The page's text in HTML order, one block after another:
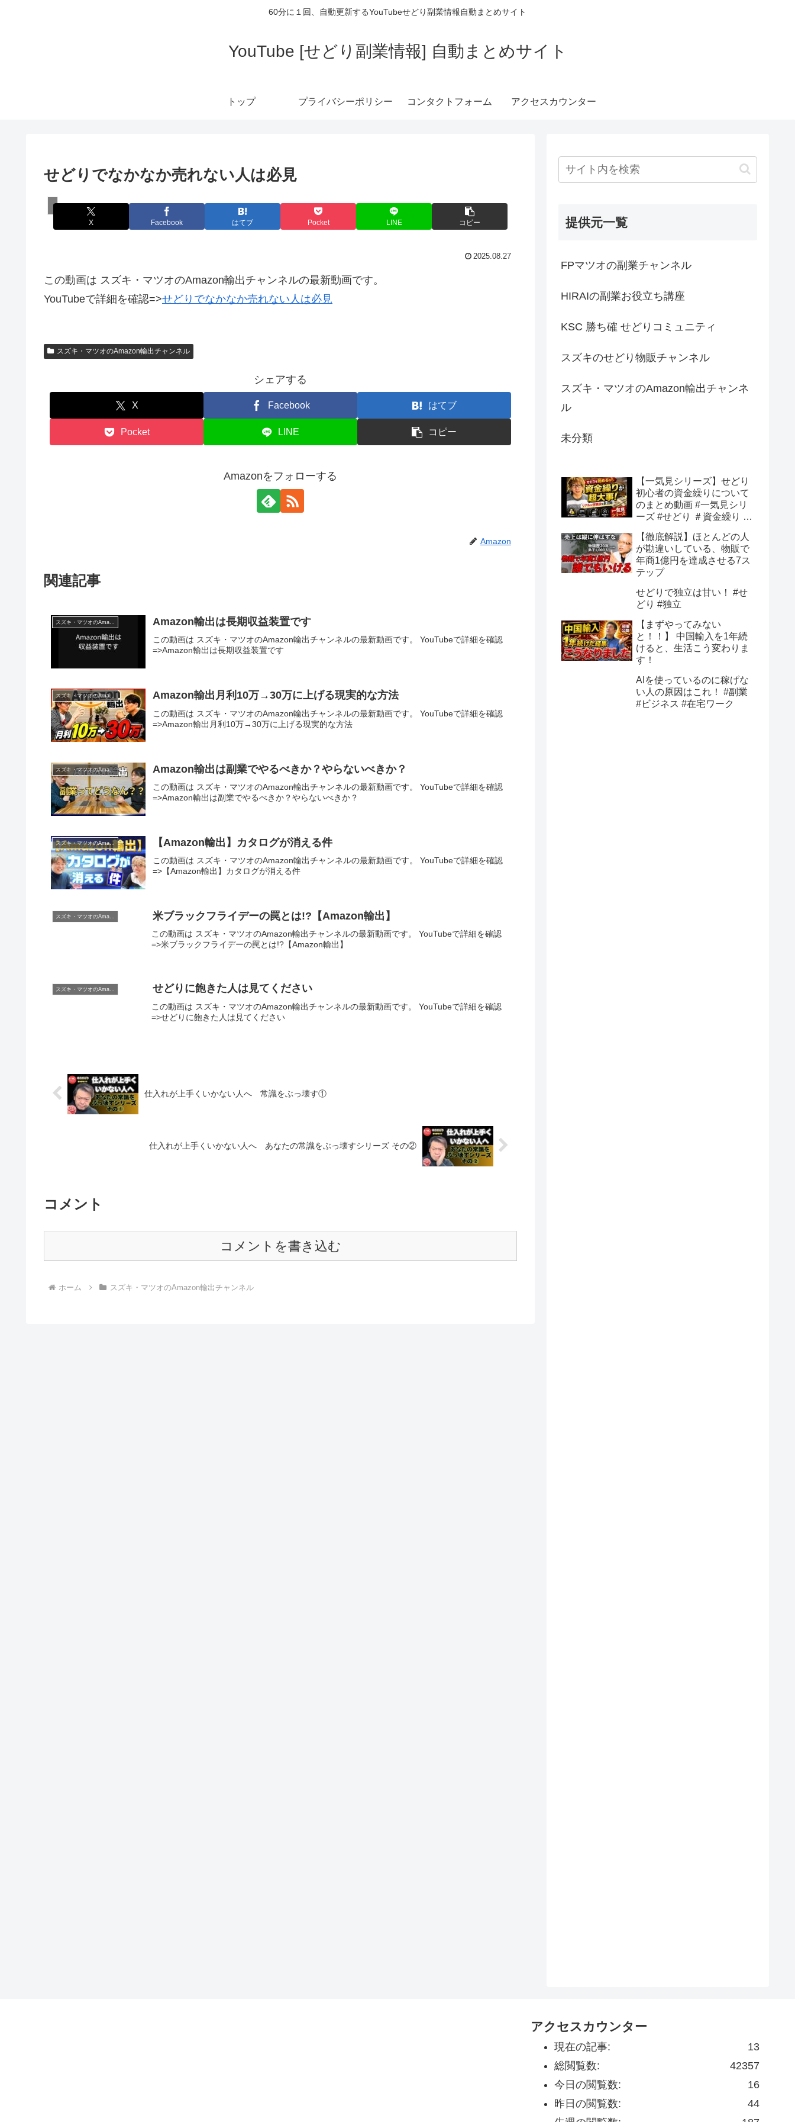
60分に１回、自動更新するYouTubeせどり副業情報自動まとめサイト
YouTube [せどり副業情報] 自動まとめサイト
トップ プライバシーポリシー コンタクトフォーム アクセスカウンター
せどりでなかなか売れない人は必見
スズキ・マツオのAmazon輸出チャンネル
X Facebook はてブ Pocket LINE コピー
2025.08.27
この動画は スズキ・マツオのAmazon輸出チャンネルの最新動画です。
YouTubeで詳細を確認=>せどりでなかなか売れない人は必見
スズキ・マツオのAmazon輸出チャンネル
シェアする
X Facebook はてブ
Pocket LINE コピー
Amazonをフォローする
Amazon
関連記事
スズキ・マツオのAmazon輸出チャンネル Amazon輸出は長期収益装置です
この動画は スズキ・マツオのAmazon輸出チャンネルの最新動画です。 YouTubeで詳細を確認
=>Amazon輸出は長期収益装置です
スズキ・マツオのAmazon輸出チャンネル Amazon輸出月利10万→30万に上げる現実的な方法
この動画は スズキ・マツオのAmazon輸出チャンネルの最新動画です。 YouTubeで詳細を確認
=>Amazon輸出月利10万→30万に上げる現実的な方法
スズキ・マツオのAmazon輸出チャンネル Amazon輸出は副業でやるべきか？やらないべきか？
この動画は スズキ・マツオのAmazon輸出チャンネルの最新動画です。 YouTubeで詳細を確認
=>Amazon輸出は副業でやるべきか？やらないべきか？
スズキ・マツオのAmazon輸出チャンネル 【Amazon輸出】カタログが消える件
この動画は スズキ・マツオのAmazon輸出チャンネルの最新動画です。 YouTubeで詳細を確認
=>【Amazon輸出】カタログが消える件
スズキ・マツオのAmazon輸出チャンネル 米ブラックフライデーの罠とは!?【Amazon輸出】
この動画は スズキ・マツオのAmazon輸出チャンネルの最新動画です。 YouTubeで詳細を確認
=>米ブラックフライデーの罠とは!?【Amazon輸出】
せどりに飽きた人は見てください
この動画は スズキ・マツオのAmazon輸出チャンネルの最新動画です。 YouTubeで詳細を確認
=>せどりに飽きた人は見てください
仕入れが上手くいかない人へ 常識をぶっ壊す①
仕入れが上手くいかない人へ あなたの常識をぶっ壊すシリーズ その②
コメント
コメントを書き込む
ホーム スズキ・マツオのAmazon輸出チャンネル
提供元一覧
FPマツオの副業チャンネル
HIRAIの副業お役立ち講座
KSC 勝ち確 せどりコミュニティ
スズキのせどり物販チャンネル
スズキ・マツオのAmazon輸出チャンネ
ル
未分類
【一気見シリーズ】せどり
初心者の資金繰りについて
のまとめ動画 #一気見シリ
ーズ #せどり ＃資金繰り #
【徹底解説】ほとんどの人
が勘違いしている、物販で
年商1億円を達成させる7ス
テップ
せどりで独立は甘い！ #せ
どり #独立
【まずやってみない
と！！】 中国輸入を1年続
けると、生活こう変わりま
す！
AIを使っているのに稼げな
い人の原因はこれ！ #副業
#ビジネス #在宅ワーク
アクセスカウンター
13
現在の記事:
42357
総閲覧数:
16
今日の閲覧数:
44
昨日の閲覧数: